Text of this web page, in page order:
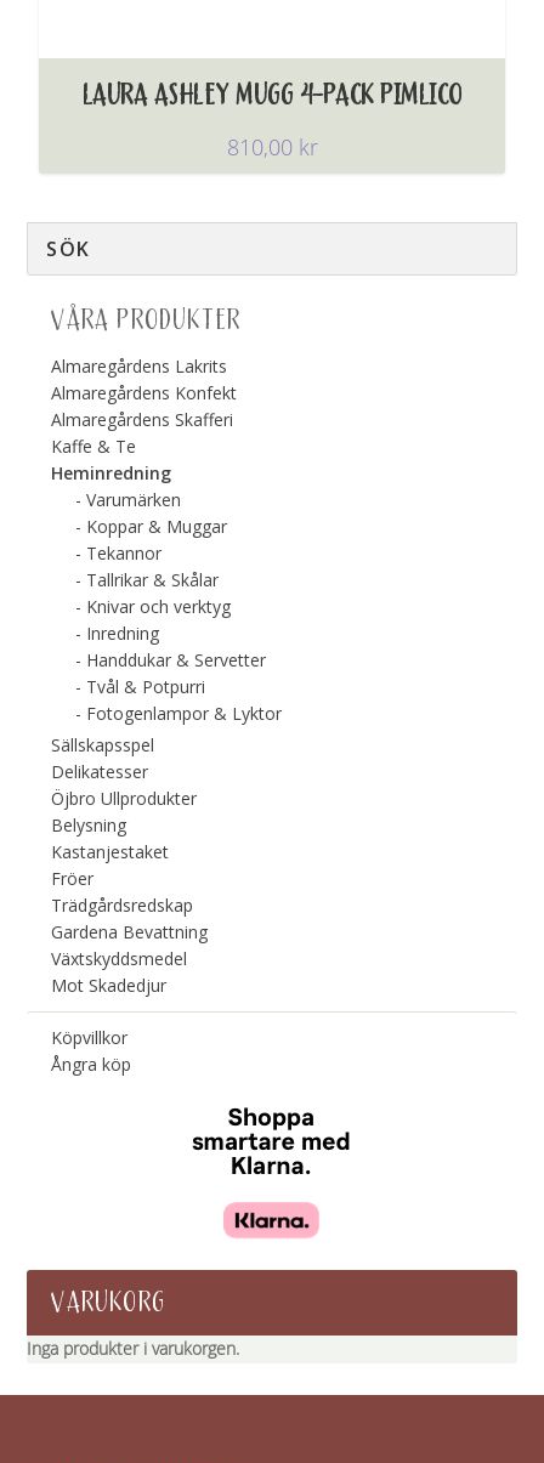
LAURA ASHLEY MUGG 4-PACK PIMLICO
810,00 kr
VÅRA PRODUKTER
Almaregårdens Lakrits
Almaregårdens Konfekt
Almaregårdens Skafferi
Kaffe & Te
Heminredning
Varumärken
Koppar & Muggar
Tekannor
Tallrikar & Skålar
Knivar och verktyg
Inredning
Handdukar & Servetter
Tvål & Potpurri
Fotogenlampor & Lyktor
Sällskapsspel
Delikatesser
Öjbro Ullprodukter
Belysning
Kastanjestaket
Fröer
Trädgårdsredskap
Gardena Bevattning
Växtskyddsmedel
Mot Skadedjur
Köpvillkor
Ångra köp
VARUKORG
Inga produkter i varukorgen.